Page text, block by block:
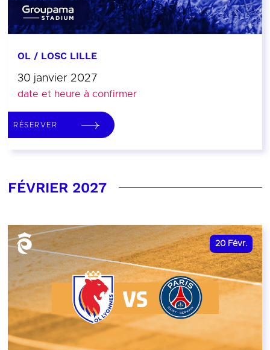
OL / LOSC LILLE
30 janvier 2027
date et heure à confirmer
RÉSERVER
FÉVRIER 2027
20 Févr.